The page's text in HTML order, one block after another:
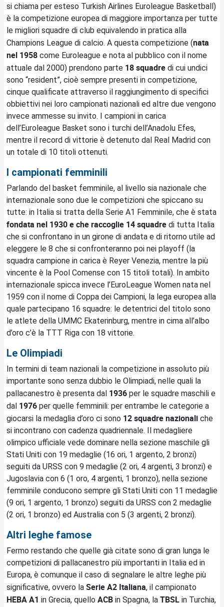
si chiama per esteso Turkish Airlines Euroleague Basketball)
è la competizione europea di maggiore importanza per tutte
le migliori squadre di club equivalendo in pratica alla
Champions League di calcio. A questa competizione (nata
nel 1958 come Euroleague e nota al pubblico con il nome
attuale dal 2000) prendono parte 18 squadre di cui undici
sono “resident”, cioè sempre presenti in competizione,
cinque qualificate attraverso il raggiungimento di specifici
obbiettivi nei loro campionati nazionali ed altre due vengono
invece ammesse su invito. I campioni in carica
dell’Euroleague Basket sono i turchi dell’Anadolu Efes,
mentre il record di vittorie è detenuto dal Real Madrid con
un totale di 10 titoli ottenuti.
I campionati femminili
Parlando del basket femminile, al livello sia nazionale che
internazionale sono due le competizioni che spiccano su
tutte: in Italia si tratta della Serie A1 Femminile, che è stata
fondata nel 1930 e che raccoglie 14 squadre di tutta Italia
che si confrontano in un girone di andata e di ritorno utile ad
eleggere le 8 che si confronteranno poi nei playoff (la
squadra campione in carica è Reyer Venezia, mentre la più
vincente è la Pool Comense con 15 titoli totali). In ambito
internazionale spicca invece l’EuroLeague Women nata nel
1959 con il nome di Coppa dei Campioni, la lega europea alla
quale partecipano 16 squadre: le detentrici del titolo sono
le atlete della UMMC Ekaterinburg, mentre in cima all’albo
d’oro c’è la TTT Riga con 18 vittorie.
Le Olimpiadi
In termini di team nazionali la competizione in assoluto più
importante sono senza dubbio le Olimpiadi, nelle quali la
pallacanestro è presenta dal 1936 per le squadre maschili e
dal 1976 per quelle femminili: per entrambe le categorie a
giocarsi la medaglia d’oro ci sono 12 squadre nazionali che
si incontrano con cadenza quadriennale. Il medagliere
olimpico ufficiale vede dominare nella sezione maschile gli
Stati Uniti con 19 medaglie (16 ori, 1 argento, 2 bronzi)
seguiti da URSS con 9 medaglie (2 ori, 4 argenti, 3 bronzi) e
Jugoslavia con 6 (1 oro, 4 argenti, 1 bronzo), nella sezione
femminile conducono sempre gli Stati Uniti con 11 medaglie
(9 ori, 1 argento, 1 bronzo) seguiti da URSS con 2 medaglie
(2 ori, 1 bronzo) ed Australia con 5 (3 argenti, 2 bronzi).
Altri leghe famose
Fermo restando che quelle già citate sono di gran lunga le
competizioni di pallacanestro più importanti in Italia ed in
Europa, è comunque il caso di segnalare le altre leghe più
significative, ovvero la Serie A2 Italiana, il campionato
HEBA A1 in Grecia, quello ACB in Spagna, la TBSL in Turchia,